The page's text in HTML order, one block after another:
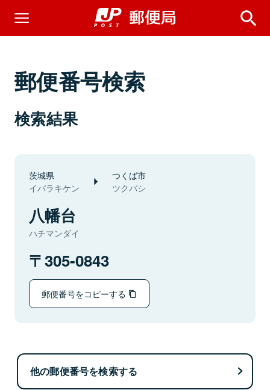
郵便番号検索
検索結果
茨城県
イバラキケン
つくば市
ツクバシ
八幡台
ハチマンダイ
305-0843
郵便番号をコピーする
他の郵便番号を検索する